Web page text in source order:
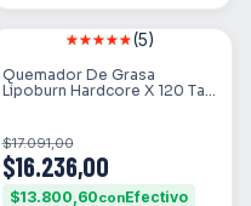
SIN STOCK (5)
Quemador De Grasa
Lipoburn Hardcore X 120 Tab
$16.236,00
$17.091,00
$13.800,60con